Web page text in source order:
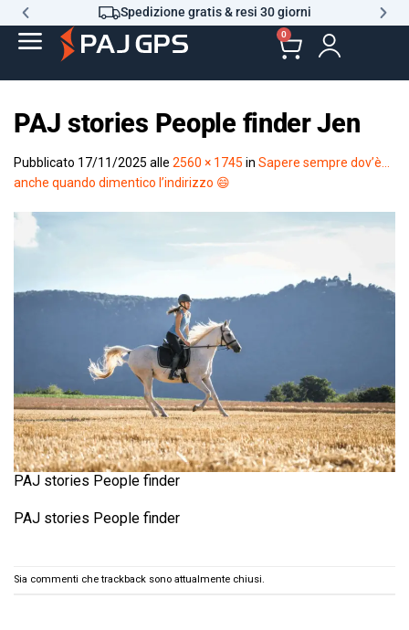
Spedizione gratis & resi 30 giorni
0
PAJ stories People finder Jen
Pubblicato 17/11/2025 alle 2560 × 1745 in Sapere sempre dov’è…
anche quando dimentico l’indirizzo 😄
PAJ stories People finder
PAJ stories People finder
Sia commenti che trackback sono attualmente chiusi.